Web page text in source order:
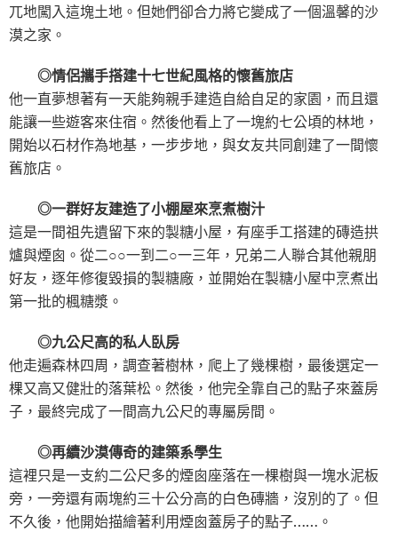
兀地闖入這塊土地。但她們卻合力將它變成了一個溫馨的沙
漠之家。
◎情侶攜手搭建十七世紀風格的懷舊旅店
他一直夢想著有一天能夠親手建造自給自足的家園，而且還
能讓一些遊客來住宿。然後他看上了一塊約七公頃的林地，
開始以石材作為地基，一步步地，與女友共同創建了一間懷
舊旅店。
◎一群好友建造了小棚屋來烹煮樹汁
這是一間祖先遺留下來的製糖小屋，有座手工搭建的磚造拱
爐與煙囪。從二○○一到二○一三年，兄弟二人聯合其他親朋
好友，逐年修復毀損的製糖廠，並開始在製糖小屋中烹煮出
第一批的楓糖漿。
◎九公尺高的私人臥房
他走遍森林四周，調查著樹林，爬上了幾棵樹，最後選定一
棵又高又健壯的落葉松。然後，他完全靠自己的點子來蓋房
子，最終完成了一間高九公尺的專屬房間。
◎再續沙漠傳奇的建築系學生
這裡只是一支約二公尺多的煙囪座落在一棵樹與一塊水泥板
旁，一旁還有兩塊約三十公分高的白色磚牆，沒別的了。但
不久後，他開始描繪著利用煙囪蓋房子的點子……。